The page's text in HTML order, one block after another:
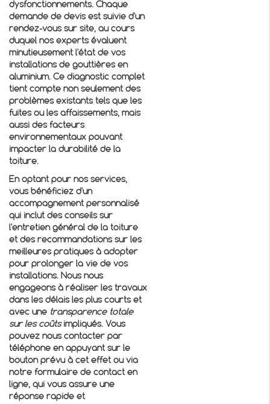
dysfonctionnements. Chaque
demande de devis est suivie d'un
rendez-vous sur site, au cours
duquel nos experts évaluent
minutieusement l'état de vos
installations de gouttières en
aluminium. Ce diagnostic complet
tient compte non seulement des
problèmes existants tels que les
fuites ou les affaissements, mais
aussi des facteurs
environnementaux pouvant
impacter la durabilité de la
toiture.
En optant pour nos services,
vous bénéficiez d'un
accompagnement personnalisé
qui inclut des conseils sur
l'entretien général de la toiture
et des recommandations sur les
meilleures pratiques à adopter
pour prolonger la vie de vos
installations. Nous nous
engageons à réaliser les travaux
dans les délais les plus courts et
avec une transparence totale
sur les coûtsimpliqués. Vous
pouvez nous contacter par
téléphone en appuyant sur le
bouton prévu à cet effet ou via
notre formulaire de contact en
ligne, qui vous assure une
réponse rapide et